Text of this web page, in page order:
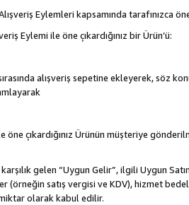
Eylemleri kapsamında tarafınızca
Eylemi ile öne çıkardığınız bir Ürün’ü:
alışveriş sepetine ekleyerek, söz
öne çıkardığınız Ürünün müşteriye
karşılık gelen “Uygun Gelir”, ilgili Uygun
(örneğin satış vergisi ve KDV), hizmet
olarak kabul edilir.